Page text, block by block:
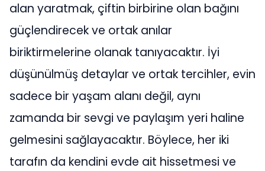
alan yaratmak, çiftin birbirine olan bağını
güçlendirecek ve ortak anılar
biriktirmelerine olanak tanıyacaktır. İyi
düşünülmüş detaylar ve ortak tercihler, evin
sadece bir yaşam alanı değil, aynı
zamanda bir sevgi ve paylaşım yeri haline
gelmesini sağlayacaktır. Böylece, her iki
tarafın da kendini evde ait hissetmesi ve